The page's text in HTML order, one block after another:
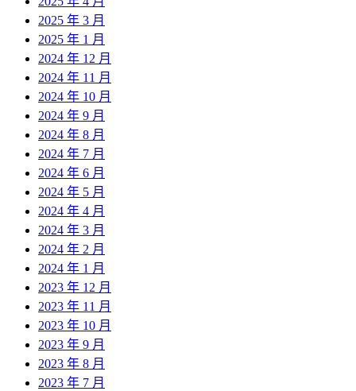
2025 年 3 月
2025 年 1 月
2024 年 12 月
2024 年 11 月
2024 年 10 月
2024 年 9 月
2024 年 8 月
2024 年 7 月
2024 年 6 月
2024 年 5 月
2024 年 4 月
2024 年 3 月
2024 年 2 月
2024 年 1 月
2023 年 12 月
2023 年 11 月
2023 年 10 月
2023 年 9 月
2023 年 8 月
2023 年 7 月